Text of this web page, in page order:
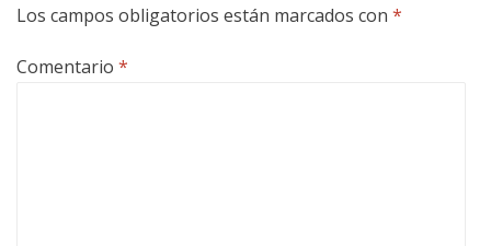
Los campos obligatorios están marcados con *
Comentario *